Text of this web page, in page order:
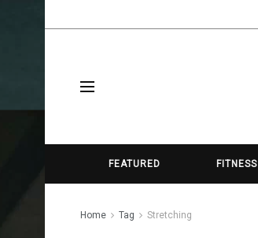
FEATURED FITNESS
Home Tag Stretching